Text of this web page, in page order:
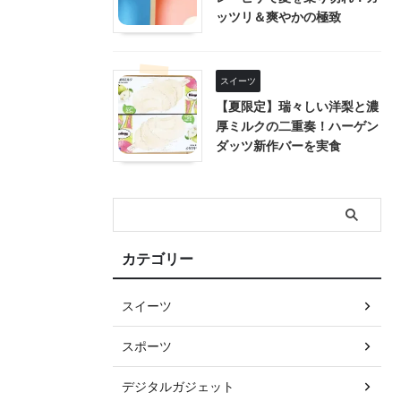
ッツリ＆爽やかの極致
スイーツ
【夏限定】瑞々しい洋梨と濃
厚ミルクの二重奏！ハーゲン
ダッツ新作バーを実食
カテゴリー
スイーツ
スポーツ
デジタルガジェット